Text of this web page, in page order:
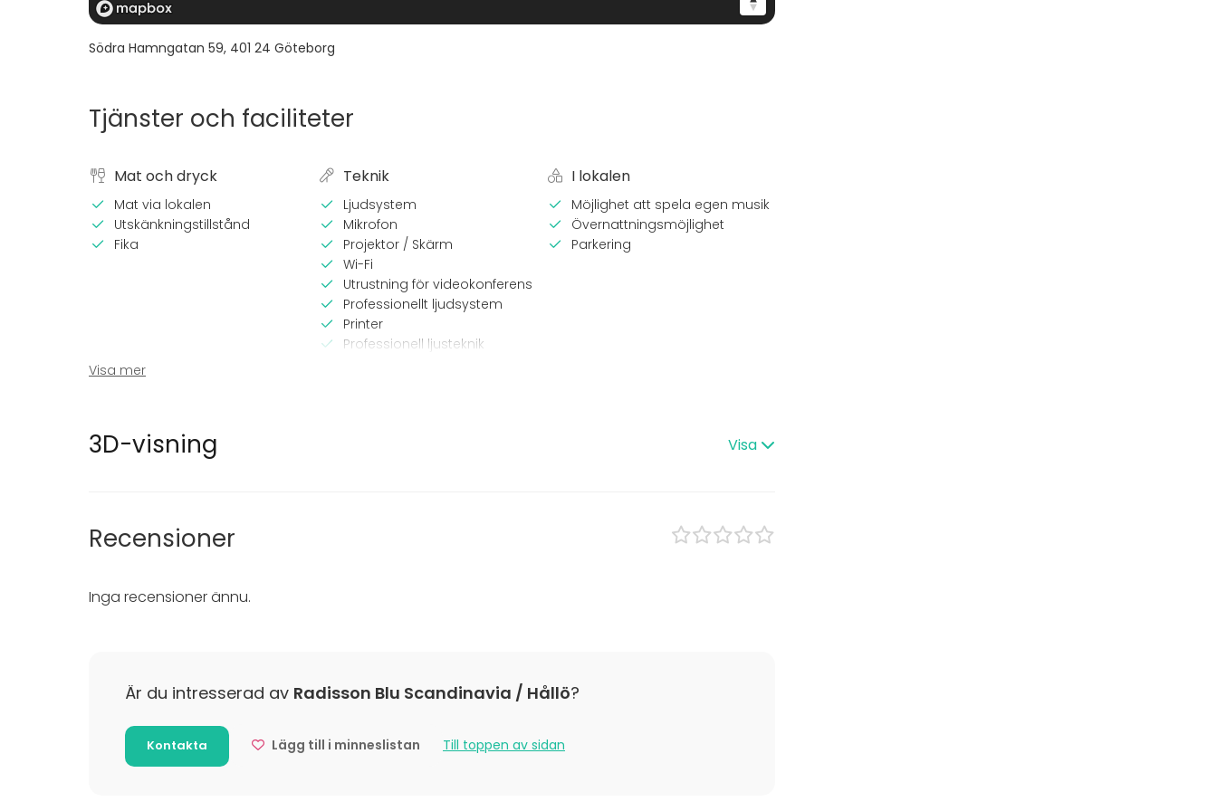
Södra Hamngatan 59, 401 24 Göteborg
Tjänster och faciliteter
Mat och dryck
Mat via lokalen
Utskänkningstillstånd
Fika
Teknik
Ljudsystem
Mikrofon
Projektor / Skärm
Wi-Fi
Utrustning för videokonferens
Professionellt ljudsystem
Printer
Professionell ljusteknik
I lokalen
Möjlighet att spela egen musik
Övernattningsmöjlighet
Parkering
Whiteboard / Blädderblock
Anteckningsmaterial
Visa mer
3D-visning Visa
Recensioner
Inga recensioner ännu.
Är du intresserad av Radisson Blu Scandinavia / Hållö?
Kontakta Lägg till i minneslistan Till toppen av sidan